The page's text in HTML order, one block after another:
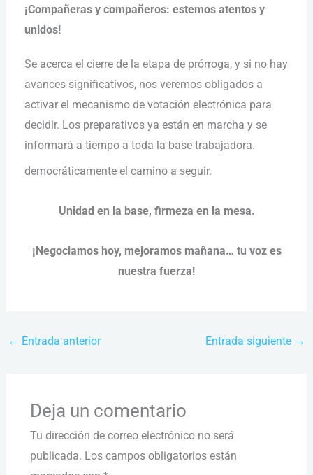
¡Compañeras y compañeros: estemos atentos y
unidos!
Se acerca el cierre de la etapa de prórroga, y si no hay
avances significativos, nos veremos obligados a
activar el mecanismo de votación electrónica para
decidir. Los preparativos ya están en marcha y se
informará a tiempo a toda la base trabajadora.
democráticamente el camino a seguir.
Unidad en la base, firmeza en la mesa.
¡Negociamos hoy, mejoramos mañana… tu voz es
nuestra fuerza!
← Entrada anterior Entrada siguiente →
Deja un comentario
Tu dirección de correo electrónico no será
publicada. Los campos obligatorios están